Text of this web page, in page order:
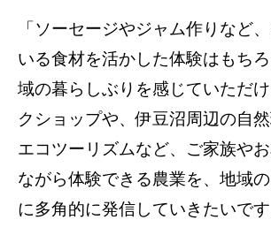
「ソーセージやジャム作りなど
いる食材を活かした体験はもち
域の暮らしぶりを感じていただ
クショップや、伊豆沼周辺の自
エコツーリズムなど、ご家族や
ながら体験できる農業を、地域
に多角的に発信していきたいです